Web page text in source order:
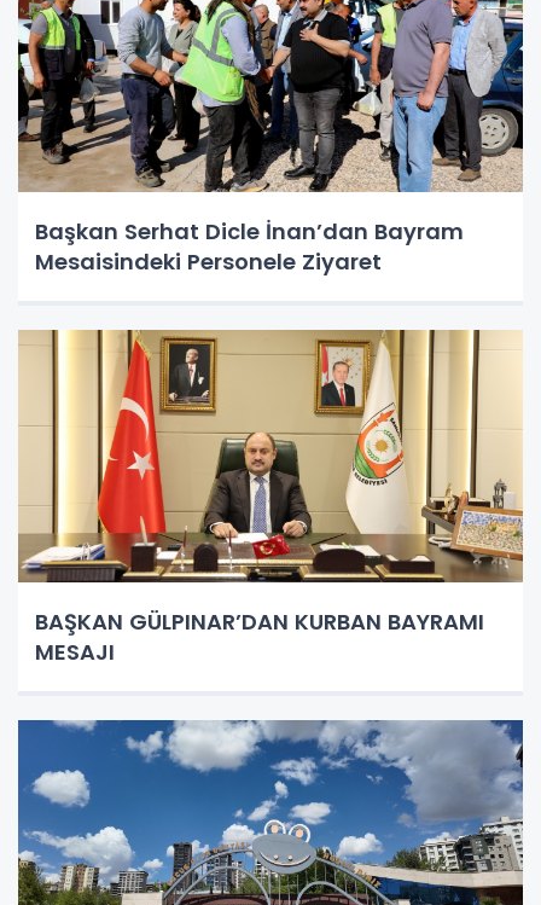
Başkan Serhat Dicle İnan’dan Bayram
Mesaisindeki Personele Ziyaret
BAŞKAN GÜLPINAR’DAN KURBAN BAYRAMI
MESAJI